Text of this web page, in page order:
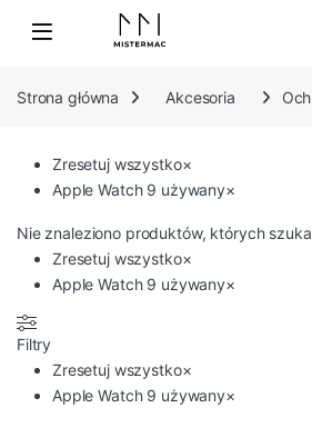
Skip to navigation
Strona główna
Akcesoria
Zresetuj wszystko×
Apple Watch 9 używany×
Nie znaleziono produktów, których
Zresetuj wszystko×
Apple Watch 9 używany×
Filtry
Zresetuj wszystko×
Apple Watch 9 używany×